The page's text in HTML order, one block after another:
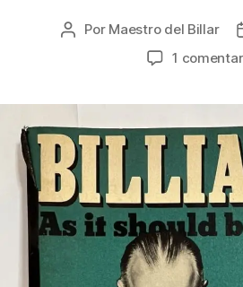
Autor
Por Maestro del Billar
1